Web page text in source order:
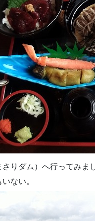
りダム）へ行ってみま
ない。